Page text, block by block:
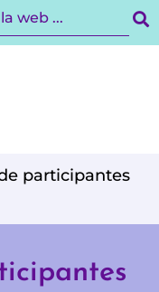
participantes